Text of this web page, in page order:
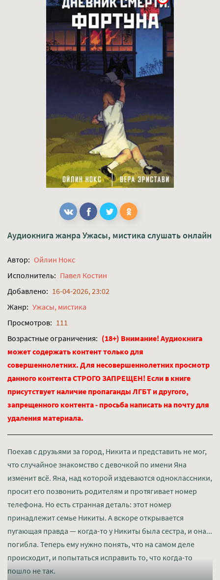
Аудиокнига жанра Ужасы, мистика слушать онлайн
Автор: Ойлин Нокс
Исполнитель: Павел Костин
Добавлено: 16-04-2026, 23:02
Жанр: Ужасы, мистика
Просмотров: 111
Возрастные ограничения: (18+) Внимание! Аудиокнига
может содержать контент только для
совершеннолетних. Для несовершеннолетних просмотр
данного контента СТРОГО ЗАПРЕЩЕН! Если в книге
присутствует наличие пропаганды ЛГБТ и другого,
запрещенного контента - просьба написать на почту для
удаления материала.
Поехав с друзьями за город, Никита и представить не мог,
что случайное знакомство с девочкой по имени Яна
изменит всё. Яна, над которой издеваются одноклассники,
просит его позвонить родителям и протягивает номер
телефона. Но есть странная деталь: этот номер
принадлежит семье Никиты. А вскоре открывается
пугающая правда — когда-то у Никиты была сестра, и она...
погибла. Теперь ему нужно понять, что на самом деле
происходит, и попытаться исправить то, что когда-то
пошло не так.